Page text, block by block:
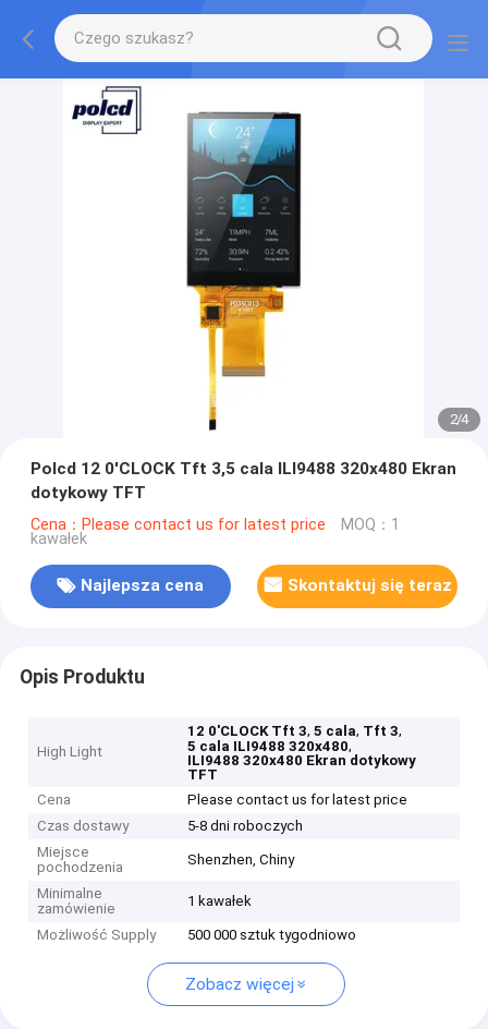
2/4
Polcd 12 0'CLOCK Tft 3,5 cala ILI9488 320x480 Ekran
dotykowy TFT
Cena：Please contact us for latest price MOQ：1
kawałek
Najlepsza cena Skontaktuj się teraz
Opis Produktu
High Light
12 0'CLOCK Tft 3,5 cala, Tft 3,
5 cala ILI9488 320x480,
ILI9488 320x480 Ekran dotykowy
TFT
Cena
Please contact us for latest price
Czas dostawy
5-8 dni roboczych
Miejsce
pochodzenia
Shenzhen, Chiny
Minimalne
zamówienie
1 kawałek
Możliwość Supply 500 000 sztuk tygodniowo
Zobacz więcej